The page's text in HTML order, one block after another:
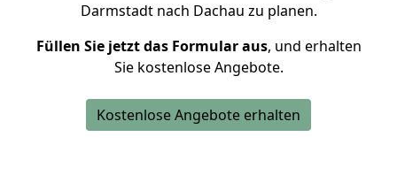
Darmstadt nach Dachau zu planen.
Füllen Sie jetzt das Formular aus, und erhalten
Sie kostenlose Angebote.
Kostenlose Angebote erhalten